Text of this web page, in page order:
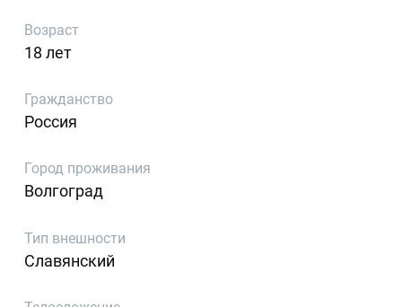
Возраст
18 лет
Гражданство
Россия
Город проживания
Волгоград
Тип внешности
Славянский